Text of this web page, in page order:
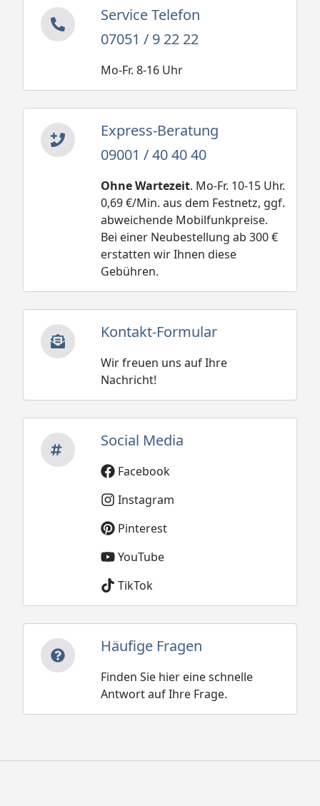
Service Telefon
07051 / 9 22 22
Mo-Fr. 8-16 Uhr
Express-Beratung
09001 / 40 40 40
Ohne Wartezeit. Mo-Fr. 10-15 Uhr.
0,69 €/Min. aus dem Festnetz, ggf.
abweichende Mobilfunkpreise.
Bei einer Neubestellung ab 300 €
erstatten wir Ihnen diese
Gebühren.
Kontakt-Formular
Wir freuen uns auf Ihre
Nachricht!
Social Media
Facebook
Instagram
Pinterest
YouTube
TikTok
Häufige Fragen
Finden Sie hier eine schnelle
Antwort auf Ihre Frage.